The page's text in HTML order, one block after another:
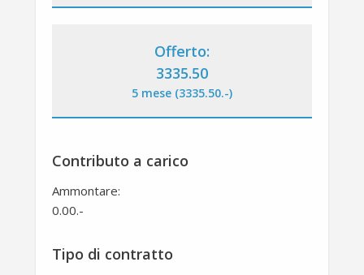
Offerto:
3335.50
5 mese (3335.50.-)
Contributo a carico
Ammontare:
0.00.-
Tipo di contratto